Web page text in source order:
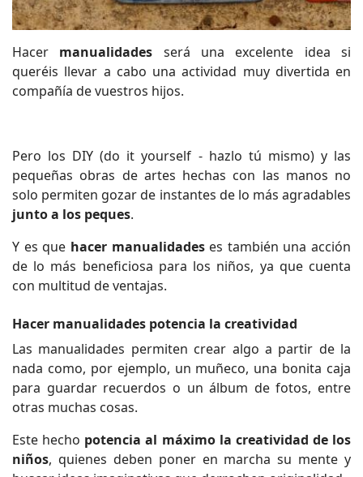
Hacer manualidades será una excelente idea si
queréis llevar a cabo una actividad muy divertida en
compañía de vuestros hijos.
Pero los DIY (do it yourself - hazlo tú mismo) y las
pequeñas obras de artes hechas con las manos no
solo permiten gozar de instantes de lo más agradables
junto a los peques.
Y es que hacer manualidadeses también una acción
de lo más beneficiosa para los niños, ya que cuenta
con multitud de ventajas.
Hacer manualidades potencia la creatividad
Las manualidades permiten crear algo a partir de la
nada como, por ejemplo, un muñeco, una bonita caja
para guardar recuerdos o un álbum de fotos, entre
otras muchas cosas.
Este hecho potencia al máximo la creatividad de los
niños, quienes deben poner en marcha su mente y